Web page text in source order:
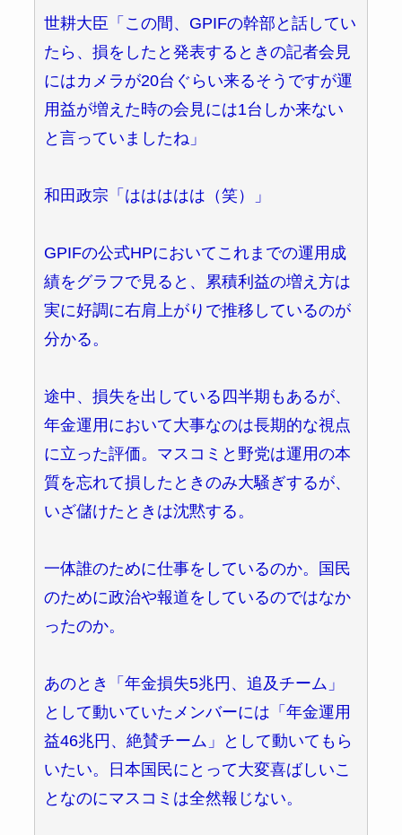
世耕大臣「この間、GPIFの幹部と話してい
たら、損をしたと発表するときの記者会見
にはカメラが20台ぐらい来るそうですが運
用益が増えた時の会見には1台しか来ない
と言っていましたね」
和田政宗「ははははは（笑）」
GPIFの公式HPにおいてこれまでの運用成
績をグラフで見ると、累積利益の増え方は
実に好調に右肩上がりで推移しているのが
分かる。
途中、損失を出している四半期もあるが、
年金運用において大事なのは長期的な視点
に立った評価。マスコミと野党は運用の本
質を忘れて損したときのみ大騒ぎするが、
いざ儲けたときは沈黙する。
一体誰のために仕事をしているのか。国民
のために政治や報道をしているのではなか
ったのか。
あのとき「年金損失5兆円、追及チーム」
として動いていたメンバーには「年金運用
益46兆円、絶賛チーム」として動いてもら
いたい。日本国民にとって大変喜ばしいこ
となのにマスコミは全然報じない。